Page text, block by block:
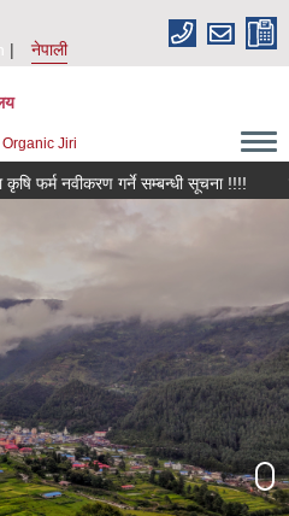
नेपाली
Jiri
गर्ने सम्बन्धी सूचना !!!! किवि